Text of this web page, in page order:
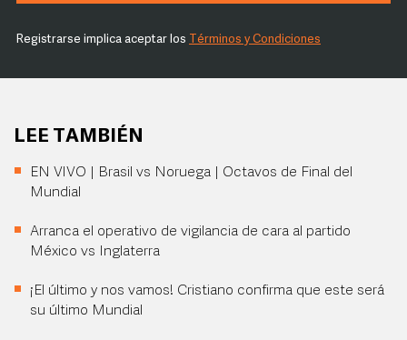
Registrarse implica aceptar los Términos y Condiciones
LEE TAMBIÉN
EN VIVO | Brasil vs Noruega | Octavos de Final del
Mundial
Arranca el operativo de vigilancia de cara al partido
México vs Inglaterra
¡El último y nos vamos! Cristiano confirma que este será
su último Mundial